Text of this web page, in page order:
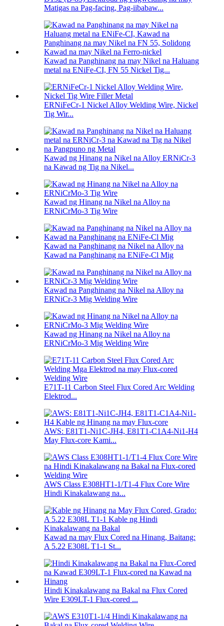
Matigas na Pag-facing, Pag-iibabaw...
Kawad na Panghinang na may Nikel na Haluang
metal na ENiFe-CI, FN 55 Nickel Tig...
ERNiFeCr-1 Nickel Alloy Welding Wire, Nickel
Tig Wir...
Kawad ng Hinang na Nikel na Alloy ERNiCr-3
na Kawad ng Tig na Nikel...
Kawad ng Hinang na Nikel na Alloy na
ERNiCrMo-3 Tig Wire
Kawad na Panghinang na Nikel na Alloy na
Kawad na Panghinang na ENiFe-Cl Mig
Kawad na Panghinang na Nikel na Alloy na
ERNiCr-3 Mig Welding Wire
Kawad ng Hinang na Nikel na Alloy na
ERNiCrMo-3 Mig Welding Wire
E71T-11 Carbon Steel Flux Cored Arc Welding
Elektrod...
AWS: E81T1-Ni1C-JH4, E81T1-C1A4-Ni1-H4
May Flux-core Kami...
AWS Class E308HT1-1/T1-4 Flux Core Wire
Hindi Kinakalawang na...
Kawad na may Flux Cored na Hinang, Baitang:
A 5.22 E308L T1-1 St...
Hindi Kinakalawang na Bakal na Flux Cored
Wire E309LT-1 Flux-cored ...